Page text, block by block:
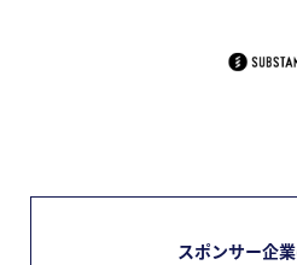
スポンサー企